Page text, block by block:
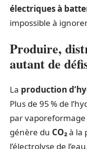
électriques à
impossible à
Produire,
autant de
La production
Plus de 95 % de
par
génère du CO₂à la
l’électrolyse de